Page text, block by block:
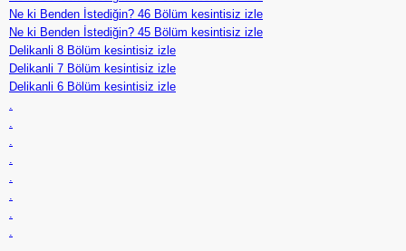
Ne ki Benden İstediğin? 46 Bölüm kesintisiz izle
Ne ki Benden İstediğin? 45 Bölüm kesintisiz izle
Delikanli 8 Bölüm kesintisiz izle
Delikanli 7 Bölüm kesintisiz izle
Delikanli 6 Bölüm kesintisiz izle